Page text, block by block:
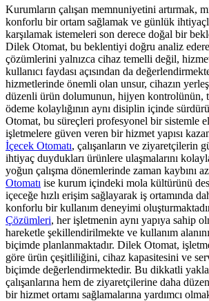
Kurumların çalışan memnuniyetini artırmak,
konforlu bir ortam sağlamak ve günlük
karşılamak istemeleri son derece doğal bir
Dilek Otomat, bu beklentiyi doğru analiz
çözümlerini yalnızca cihaz temelli değil,
kullanıcı faydası açısından da
hizmetlerinde önemli olan unsur, cihazın
düzenli ürün dolumunun, hijyen kontrolünün,
ödeme kolaylığının aynı disiplin içinde
Otomat, bu süreçleri profesyonel bir sistemle
işletmelere güven veren bir hizmet yapısı
İçecek Otomatı, çalışanların ve ziyaretçilerin
ihtiyaç duydukları ürünlere ulaşmalarını
yoğun çalışma dönemlerinde zaman kaybını
Otomatı ise kurum içindeki mola kültürünü
içeceğe hızlı erişim sağlayarak iş ortamında
konforlu bir kullanım deneyimi
Çözümleri, her işletmenin aynı yapıya sahip
hareketle şekillendirilmekte ve kullanım
biçimde planlanmaktadır. Dilek Otomat,
göre ürün çeşitliliğini, cihaz kapasitesini ve
biçimde değerlendirmektedir. Bu dikkatli
çalışanlarına hem de ziyaretçilerine daha
bir hizmet ortamı sağlamalarına yardımcı